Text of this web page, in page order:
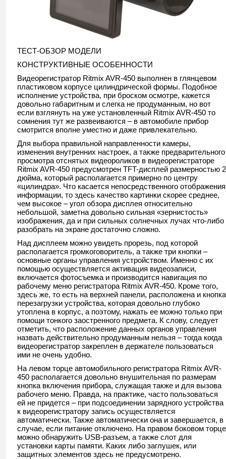
ТЕСТ-ОБЗОР МОДЕЛИ
КОНСТРУКТИВНЫЕ ОСОБЕННОСТИ
Видеорегистратор Ritmix AVR-450 выполнен в глянцевом
пластиковом корпусе цилиндрической формы. Подобное
исполнение устройства, при броском осмотре, кажется
довольно габаритным и слегка не продуманным, но вот
если взглянуть на уже установленный Ritmix AVR-450 то
сомнения тут же развеиваются – в автомобиле прибор
смотрится вполне уместно и даже привлекательно.
Для выбора правильной направленности камеры,
изменения внутренних настроек, а также предварительного
просмотра отснятых видеороликов в видеорегистраторе
Ritmix AVR-450 предусмотрен TFT-дисплей размерностью 2
дюйма, который располагается примерно по центру
«цилиндра». Что касается непосредственного отображения
информации, то здесь качество картинки скорее среднее,
чем высокое – угол обзора дисплея относительно
небольшой, заметна довольно сильная «зернистость»
изображения, да и при сильных солнечных лучах что-либо
разобрать на экране достаточно сложно.
Над дисплеем можно увидеть прорезь, под которой
располагается громкоговоритель, а также три кнопки –
основные органы управления устройством. Именно с их
помощью осуществляется активация видеозаписи,
включается фотосъемка и производится навигация по
рабочему меню регистратора Ritmix AVR-450. Кроме того,
здесь же, то есть на верхней панели, расположена и кнопка
перезагрузки устройства, которая довольно глубоко
утоплена в корпус, а поэтому, нажать ее можно только при
помощи тонкого заостренного предмета. К слову, следует
отметить, что расположение данных органов управления
назвать действительно продуманным нельзя – тогда когда
видеорегистратор закреплен в держателе пользоваться
ими не очень удобно.
На левом торце автомобильного регистратора Ritmix AVR-
450 располагается довольно внушительная по размерам
кнопка включения прибора, служащая также и для вызова
рабочего меню. Правда, на практике, часто пользоваться
ей не придется – при подсоединении зарядного устройства
к видеорегистратору запись осуществляется
автоматически. Также автоматически она и завершается, в
случае, если питание отключено. На правом боковом торце
можно обнаружить USB-разъем, а также слот для
установки карты памяти. Каких либо заглушек, или
защитных элементов здесь не предусмотрено.